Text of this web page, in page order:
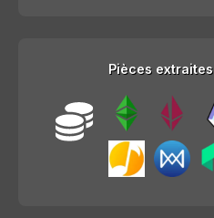
Pièces extraites